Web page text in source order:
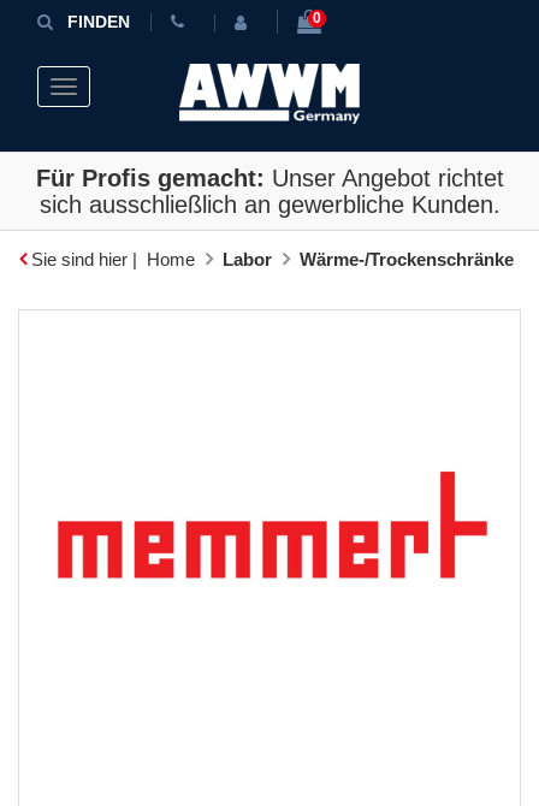
FINDEN 0
Toggle navigation
Für Profis gemacht: Unser Angebot richtet
sich ausschließlich an gewerbliche Kunden.
Sie sind hier | Home Labor Wärme-/Trockenschränke